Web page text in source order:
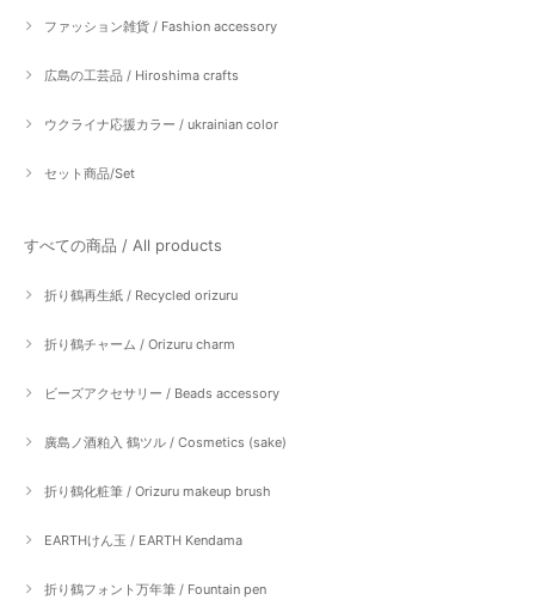
ファッション雑貨 / Fashion accessory
広島の工芸品 / Hiroshima crafts
ウクライナ応援カラー / ukrainian color
セット商品/Set
すべての商品 / All products
折り鶴再生紙 / Recycled orizuru
折り鶴チャーム / Orizuru charm
ビーズアクセサリー / Beads accessory
廣島ノ酒粕入 鶴ツル / Cosmetics (sake)
折り鶴化粧筆 / Orizuru makeup brush
EARTHけん玉 / EARTH Kendama
折り鶴フォント万年筆 / Fountain pen